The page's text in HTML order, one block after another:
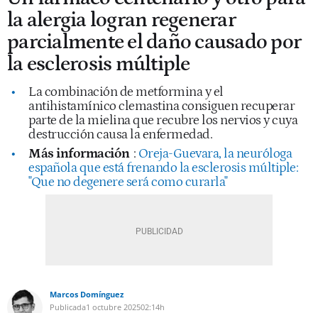
la alergia logran regenerar
parcialmente el daño causado por
la esclerosis múltiple
La combinación de metformina y el
antihistamínico clemastina consiguen recuperar
parte de la mielina que recubre los nervios y cuya
destrucción causa la enfermedad.
Más información : Oreja-Guevara, la neuróloga
española que está frenando la esclerosis múltiple:
"Que no degenere será como curarla"
Marcos Domínguez
Publicada1 octubre 202502:14h